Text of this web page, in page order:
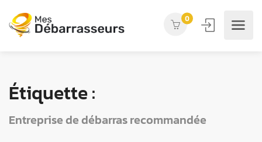
0
Étiquette :
Entreprise de débarras recommandée